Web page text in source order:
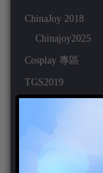
ChinaJoy 2018
Chinajoy2025
Cosplay 專區
TGS2019